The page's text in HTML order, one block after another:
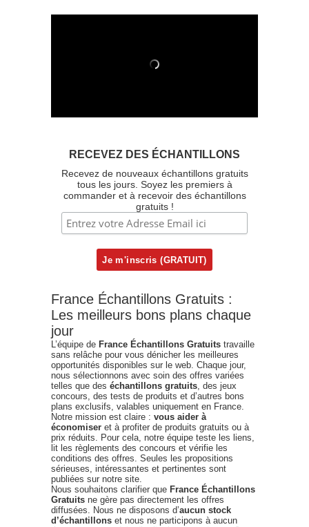
RECEVEZ DES ÉCHANTILLONS
Recevez de nouveaux échantillons gratuits
tous les jours. Soyez les premiers à
commander et à recevoir des échantillons
gratuits !
France Échantillons Gratuits :
Les meilleurs bons plans chaque
jour
L’équipe de France Échantillons Gratuits travaille
sans relâche pour vous dénicher les meilleures
opportunités disponibles sur le web. Chaque jour,
nous sélectionnons avec soin des offres variées
telles que des échantillons gratuits, des jeux
concours, des tests de produits et d’autres bons
plans exclusifs, valables uniquement en France.
Notre mission est claire : vous aider à
économiser et à profiter de produits gratuits ou à
prix réduits. Pour cela, notre équipe teste les liens,
lit les règlements des concours et vérifie les
conditions des offres. Seules les propositions
sérieuses, intéressantes et pertinentes sont
publiées sur notre site.
Nous souhaitons clarifier que France Échantillons
Gratuits ne gère pas directement les offres
diffusées. Nous ne disposons d’aucun stock
d’échantillons et nous ne participons à aucun